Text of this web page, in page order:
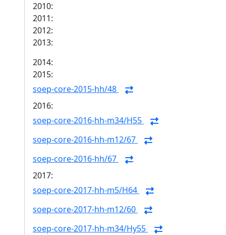
2010:
2011:
2012:
2013:
2014:
2015:
soep-core-2015-hh/48
2016:
soep-core-2016-hh-m34/H55
soep-core-2016-hh-m12/67
soep-core-2016-hh/67
2017:
soep-core-2017-hh-m5/H64
soep-core-2017-hh-m12/60
soep-core-2017-hh-m34/Hy55